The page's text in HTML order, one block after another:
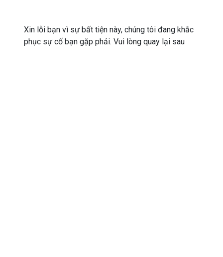
Xin lỗi bạn vì sự bất tiện này, chúng tôi đang khắc
phục sự cố bạn gặp phải. Vui lòng quay lại sau